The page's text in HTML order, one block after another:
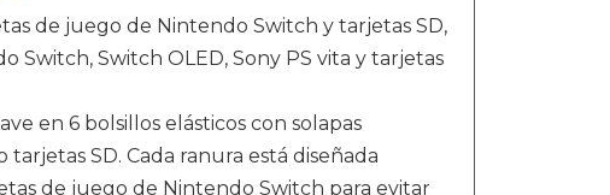
de juego de Nintendo Switch y tarjetas SD,
Switch OLED, Sony PS vita y tarjetas
en 6 bolsillos elásticos con solapas
SD. Cada ranura está diseñada
de juego de Nintendo Switch para evitar